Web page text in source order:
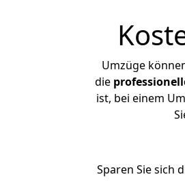
Umzüge
die
ist, bei einem
Sparen Sie sich